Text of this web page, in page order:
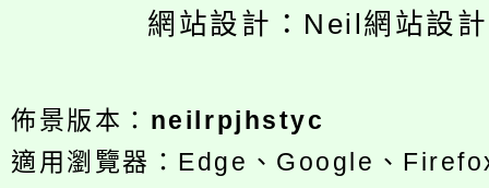
網站設計：Neil網站設
佈景版本： neilrpjhstyc
適用瀏覽器：Edge、Google、